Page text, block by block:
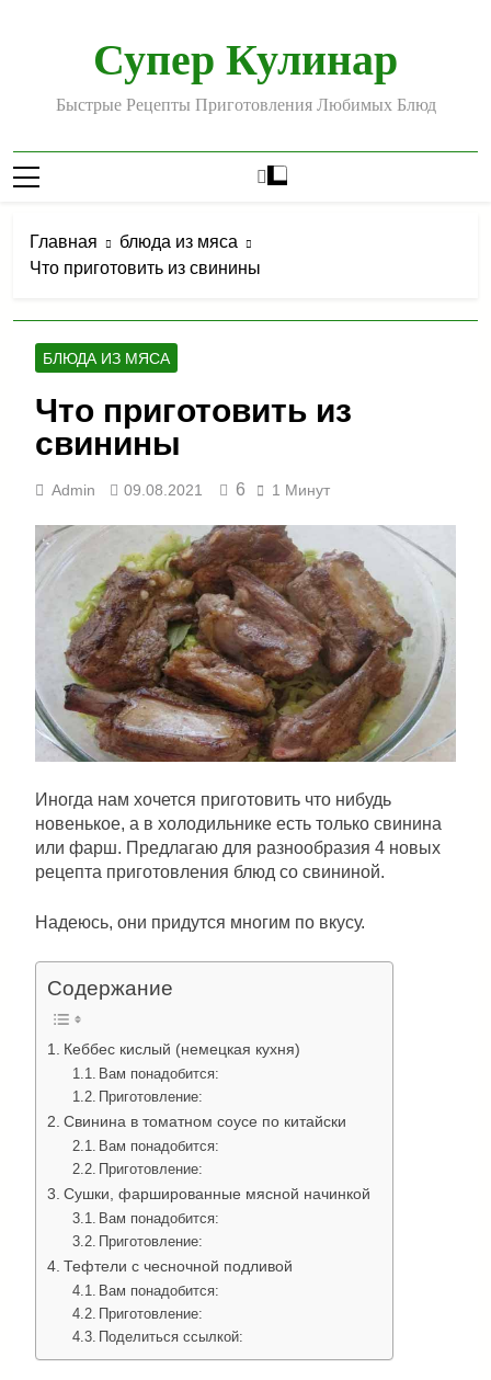
содержимомуСупер Кулинар
Быстрые Рецепты Приготовления Любимых Блюд
Главная
блюда из мяса
Что приготовить из свинины
БЛЮДА ИЗ МЯСА
Что приготовить из
свинины
Admin 09.08.2021 6 1 Минут
Иногда нам хочется приготовить что нибудь
новенькое, а в холодильнике есть только свинина
или фарш. Предлагаю для разнообразия 4 новых
рецепта приготовления блюд со свининой.
Надеюсь, они придутся многим по вкусу.
Содержание
Кеббес кислый (немецкая кухня)
Вам понадобится:
Приготовление:
Свинина в томатном соусе по китайски
Вам понадобится:
Приготовление:
Сушки, фаршированные мясной начинкой
Вам понадобится:
Приготовление:
Тефтели с чесночной подливой
Вам понадобится:
Приготовление:
Поделиться ссылкой: